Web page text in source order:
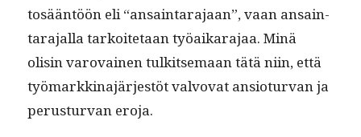
tosään­töön eli “ansain­tara­jaan”, vaan ansain­
tara­jal­la tarkoite­taan työaikara­jaa. Minä
olisin varovainen tulk­it­se­maan tätä niin, että
työ­markki­na­jär­jestöt valvo­vat ansio­tur­van ja
perus­tur­van eroja.